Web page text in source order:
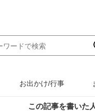
お出かけ/行事
この記事を書いた